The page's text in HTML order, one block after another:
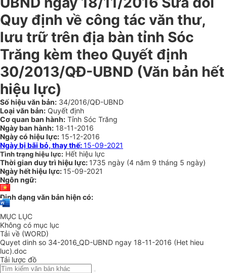
Quy định về công tác văn thư,
lưu trữ trên địa bàn tỉnh Sóc
Trăng kèm theo Quyết định
30/2013/QĐ-UBND (Văn bản hết
hiệu lực)
Số hiệu văn bản: 34/2016/QĐ-UBND
Loại văn bản: Quyết định
Cơ quan ban hành: Tỉnh Sóc Trăng
Ngày ban hành: 18-11-2016
Ngày có hiệu lực: 15-12-2016
Ngày bị bãi bỏ, thay thế:15-09-2021
Tình trạng hiệu lực: Hết hiệu lực
Thời gian duy trì hiệu lực: 1735 ngày (4 năm 9 tháng 5 ngày)
Ngày hết hiệu lực: 15-09-2021
Ngôn ngữ:
Định dạng văn bản hiện có:
MỤC LỤC
Không có mục lục
Tải về (WORD)
Quyet dinh so 34-2016_QD-UBND ngay 18-11-2016 (Het hieu
luc).doc
Tải lược đồ